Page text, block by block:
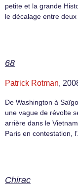
petite et la grande
le décalage entre deux
68
Patrick Rotman,
De Washington à
une vague de révolte
arrière dans le
Paris en contestation,
Chirac